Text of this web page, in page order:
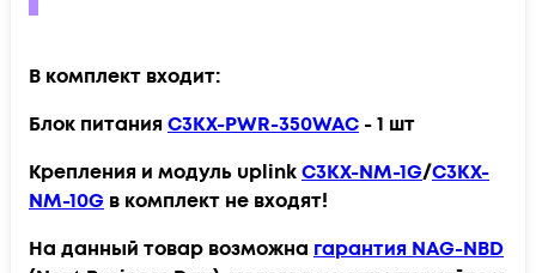
В комплект входит:
Блок питанияC3KX-PWR-350WAC - 1 шт
Крепления и модуль uplinkC3KX-NM-1G/C3KX-
NM-10G в комплект не входят!
На данный товар возможна гарантия NAG-NBD